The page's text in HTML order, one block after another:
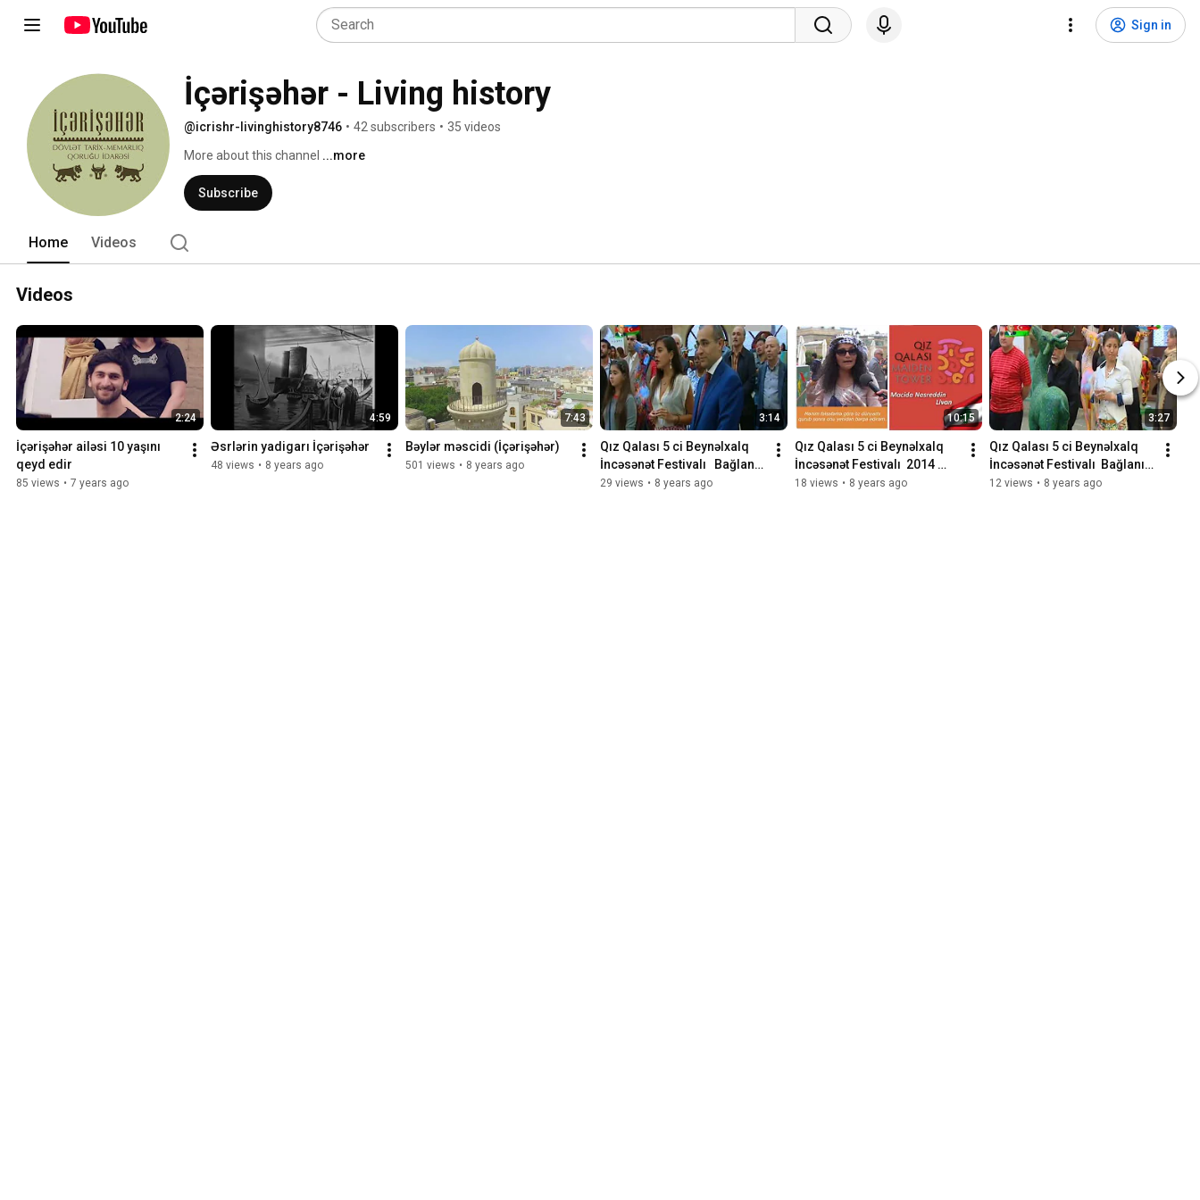
Sign in
İçərişəhər - Living history
@icrishr-livinghistory8746 • 42 subscribers • 35 videos
More about this channel ...more
Subscribe
Home Videos
Videos
2:24
İçərişəhər ailəsi 10 yaşını
qeyd edir
85 views • 7 years ago
4:59
Əsrlərin yadigarı İçərişəhər
48 views • 8 years ago
7:43
Bəylər məscidi (İçərişəhər)
501 views • 8 years ago
3:14
Qız Qalası 5 ci Beynəlxalq
İncəsənət Festivalı   Bağlanış
İTV
29 views • 8 years ago
10:15
Qız Qalası 5 ci Beynəlxalq
İncəsənət Festivalı  2014
Film
18 views • 8 years ago
3:27
Qız Qalası 5 ci Beynəlxalq
İncəsənət Festivalı  Bağlanış
AZTV
12 views • 8 years ago